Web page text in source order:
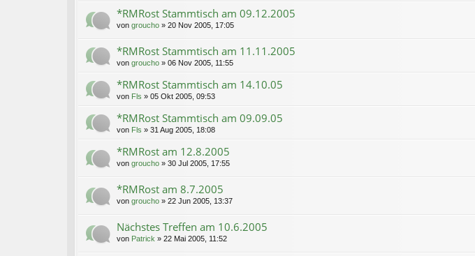
*RMRost Stammtisch am 09.12.2005
von groucho » 20 Nov 2005, 17:05
*RMRost Stammtisch am 11.11.2005
von groucho » 06 Nov 2005, 11:55
*RMRost Stammtisch am 14.10.05
von Fls » 05 Okt 2005, 09:53
*RMRost Stammtisch am 09.09.05
von Fls » 31 Aug 2005, 18:08
*RMRost am 12.8.2005
von groucho » 30 Jul 2005, 17:55
*RMRost am 8.7.2005
von groucho » 22 Jun 2005, 13:37
Nächstes Treffen am 10.6.2005
von Patrick » 22 Mai 2005, 11:52